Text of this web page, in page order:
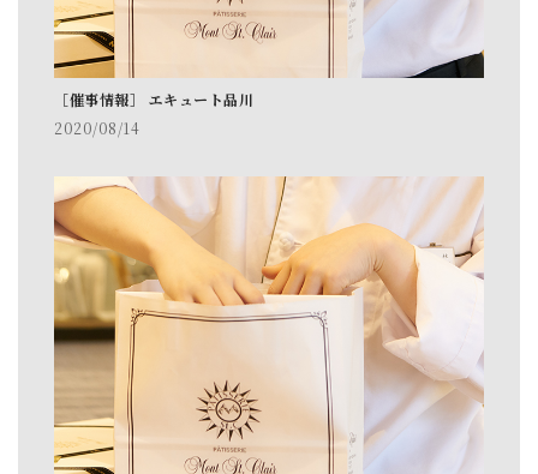
［催事情報］ エキュート品川
2020/08/14